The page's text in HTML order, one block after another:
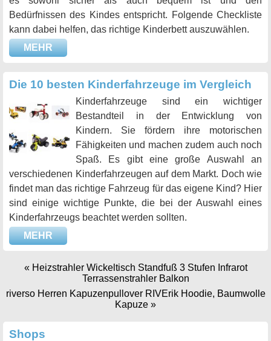
Bedürfnissen des Kindes entspricht. Folgende Checkliste
kann dabei helfen, das richtige Kinderbett auszuwählen.
MEHR
Die 10 besten Kinderfahrzeuge im Vergleich
Kinderfahrzeuge sind ein wichtiger
Bestandteil in der Entwicklung von
Kindern. Sie fördern ihre motorischen
Fähigkeiten und machen zudem auch noch
Spaß. Es gibt eine große Auswahl an
verschiedenen Kinderfahrzeugen auf dem Markt. Doch wie
findet man das richtige Fahrzeug für das eigene Kind? Hier
sind einige wichtige Punkte, die bei der Auswahl eines
Kinderfahrzeugs beachtet werden sollten.
MEHR
« Heizstrahler Wickeltisch Standfuß 3 Stufen Infrarot
Terrassenstrahler Balkon
riverso Herren Kapuzenpullover RIVErik Hoodie, Baumwolle
Kapuze »
Shops